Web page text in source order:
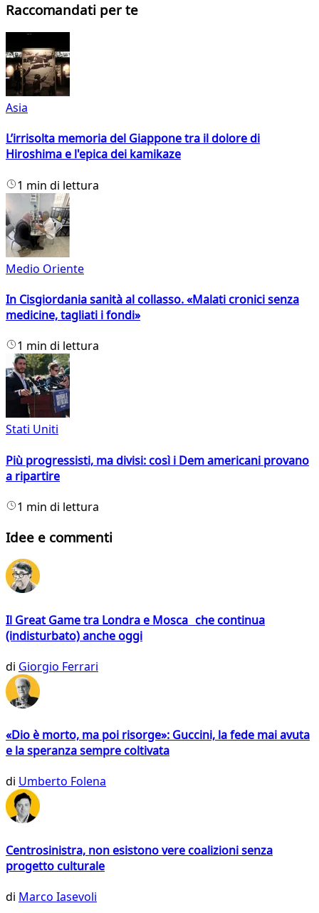
Raccomandati per te
Asia
L’irrisolta memoria del Giappone tra il dolore di
Hiroshima e l'epica dei kamikaze
1 min di lettura
Medio Oriente
In Cisgiordania sanità al collasso. «Malati cronici senza
medicine, tagliati i fondi»
1 min di lettura
Stati Uniti
Più progressisti, ma divisi: così i Dem americani provano
a ripartire
1 min di lettura
Idee e commenti
Il Great Game tra Londra e Mosca che continua
(indisturbato) anche oggi
di Giorgio Ferrari
«Dio è morto, ma poi risorge»: Guccini, la fede mai avuta
e la speranza sempre coltivata
di Umberto Folena
Centrosinistra, non esistono vere coalizioni senza
progetto culturale
di Marco Iasevoli